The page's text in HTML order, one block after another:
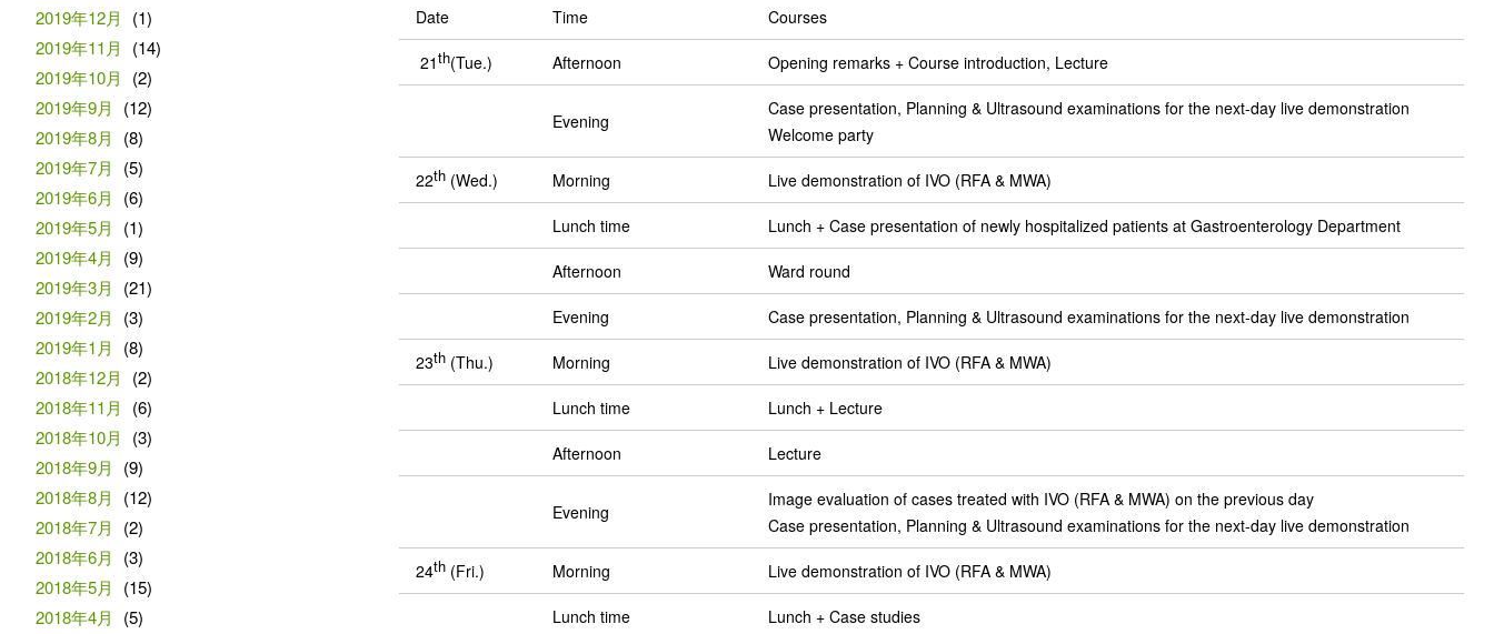
Date Time Courses
21th(Tue.) Afternoon Opening remarks + Course introduction, Lecture
Evening
Case presentation, Planning & Ultrasound examinations for the next-day live demonstration
Welcome party
22th (Wed.) Morning Live demonstration of IVO (RFA & MWA)
Lunch time Lunch + Case presentation of newly hospitalized patients at Gastroenterology Department
Afternoon Ward round
Evening Case presentation, Planning & Ultrasound examinations for the next-day live demonstration
23th (Thu.) Morning Live demonstration of IVO (RFA & MWA)
Lunch time Lunch + Lecture
Afternoon Lecture
Evening
Image evaluation of cases treated with IVO (RFA & MWA) on the previous day
Case presentation, Planning & Ultrasound examinations for the next-day live demonstration
24th (Fri.) Morning Live demonstration of IVO (RFA & MWA)
Lunch time Lunch + Case studies
2019年12月
(1)
2019年11月
(14)
2019年10月
(2)
2019年9月
(12)
2019年8月
(8)
2019年7月
(5)
2019年6月
(6)
2019年5月
(1)
2019年4月
(9)
2019年3月
(21)
2019年2月
(3)
2019年1月
(8)
2018年12月
(2)
2018年11月
(6)
2018年10月
(3)
2018年9月
(9)
2018年8月
(12)
2018年7月
(2)
2018年6月
(3)
2018年5月
(15)
2018年4月
(5)